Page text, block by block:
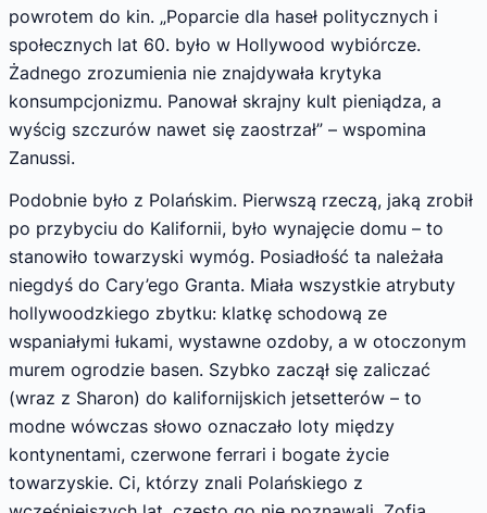
powrotem do kin. „Poparcie dla haseł politycznych i
społecznych lat 60. było w Hollywood wybiórcze.
Żadnego zrozumienia nie znajdywała krytyka
konsumpcjonizmu. Panował skrajny kult pieniądza, a
wyścig szczurów nawet się zaostrzał” – wspomina
Zanussi.
Podobnie było z Polańskim. Pierwszą rzeczą, jaką zrobił
po przybyciu do Kalifornii, było wynajęcie domu – to
stanowiło towarzyski wymóg. Posiadłość ta należała
niegdyś do Cary’ego Granta. Miała wszystkie atrybuty
hollywoodzkiego zbytku: klatkę schodową ze
wspaniałymi łukami, wystawne ozdoby, a w otoczonym
murem ogrodzie basen. Szybko zaczął się zaliczać
(wraz z Sharon) do kalifornijskich jetsetterów – to
modne wówczas słowo oznaczało loty między
kontynentami, czerwone ferrari i bogate życie
towarzyskie. Ci, którzy znali Polańskiego z